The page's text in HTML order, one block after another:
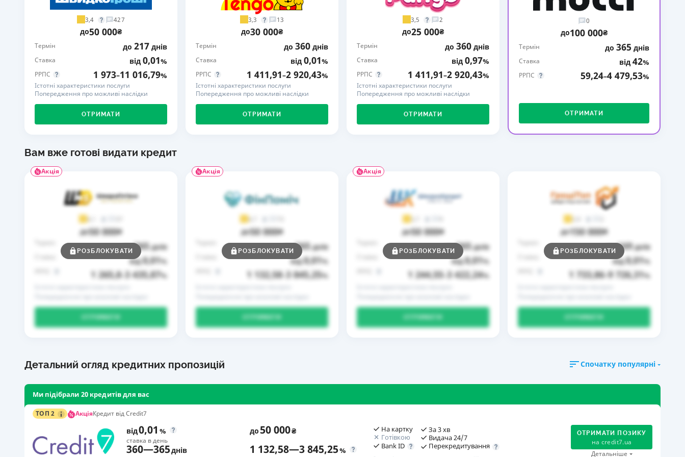
РЕЙТИНГ ДЕБЕТОВИХ
ЩОМІСЯЧНИЙ ОГЛЯД
КЕШБЕКУ
ПУТІВНИКИ ПО
БАНКІВСЬКИХ КАРТКАХ
ПУТІВНИКИ ПО
ВСІ СТРАХОВІ ПОЛІСИ
СТРАХОВІ КОМПАНІЇ
ВІДГУКИ ПРО СТРАХОВІ
КОМПАНІЇ
ДОСТАВКА І ОПЛАТА
3,4 427
до50 000₴
Термін до 217 днів
Ставка від 0,01%
РРПС 1 973–11 016,79%
Істотні характеристики послуги
Попередження про можливі наслідки
ОТРИМАТИ
3,3 13
до30 000₴
Термін до 360 днів
Ставка від 0,01%
РРПС 1 411,91–2 920,43%
Істотні характеристики послуги
Попередження про можливі наслідки
ОТРИМАТИ
3,5 2
до25 000₴
Термін до 360 днів
Ставка від 0,97%
РРПС 1 411,91–2 920,43%
Істотні характеристики послуги
Попередження про можливі наслідки
ОТРИМАТИ
0
до100 000₴
Термін до 365 днів
Ставка від 42%
РРПС 59,24–4 479,53%
ОТРИМАТИ
Вам вже готові видати кредит
Акція
4,1
до50 000₴
до 365днів
від0,01%
1 265,8 3 435,87%
РОЗБЛОКУВАТИ
Акція
4,7
до50 000₴
до 365днів
від0,01%
1 132,58 3 845,25%
РОЗБЛОКУВАТИ
Акція
3,7
до50 000₴
до 365днів
від0,01%
1 244,55 3 422,24%
РОЗБЛОКУВАТИ
3,9
до150 000₴
до 169днів
від0,01%
1 733,86 9 726,31%
РОЗБЛОКУВАТИ
Детальний огляд кредитних пропозицій Спочатку популярні
Ми підібрали 20 кредитів для вас
ТОП 2 АкціяКредит від Credit7
від0,01 %
ставка в день
до50 000₴
360—365днів 1 132,58—3 845,25%
На картку
Готівкою
Bank ID
За 3 хв
Видача 24/7
Перекредитування
ОТРИМАТИ ПОЗИКУ
на credit7.ua
Детальніше